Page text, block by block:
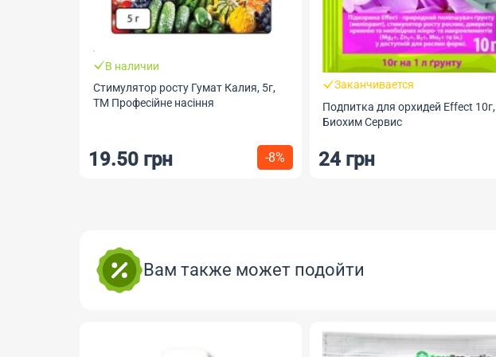
В наличии
Стимулятор росту Гумат Калия, 5г,
ТМ Професійне насіння
19.50 грн -8%
Заканчивается
Подпитка для орхидей Effect 10г,
Биохим Сервис
24 грн
Вам также может подойти